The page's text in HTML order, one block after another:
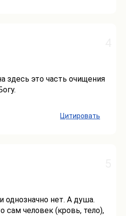
здесь это часть очищения
Цитировать
однозначно нет. А душа.
сам человек (кровь, тело),